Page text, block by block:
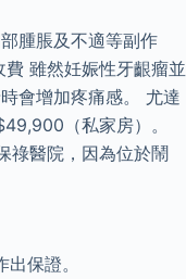
腫脹及不適等副作
雖然妊娠性牙齦瘤並
會增加疼痛感。 尤達
（私家房）。
祿醫院，因為位於鬧
保證。